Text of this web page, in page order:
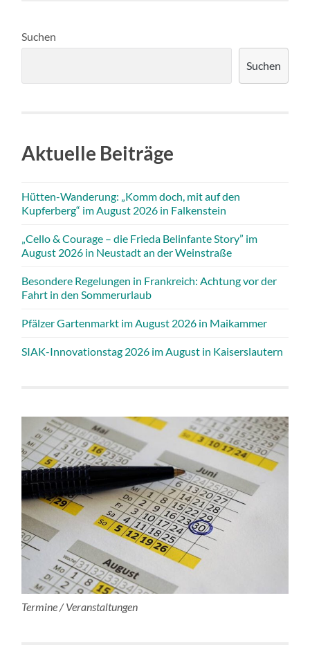
Suchen
Suchen
Aktuelle Beiträge
Hütten-Wanderung: „Komm doch, mit auf den
Kupferberg“ im August 2026 in Falkenstein
„Cello & Courage – die Frieda Belinfante Story” im
August 2026 in Neustadt an der Weinstraße
Besondere Regelungen in Frankreich: Achtung vor der
Fahrt in den Sommerurlaub
Pfälzer Gartenmarkt im August 2026 in Maikammer
SIAK-Innovationstag 2026 im August in Kaiserslautern
Termine / Veranstaltungen